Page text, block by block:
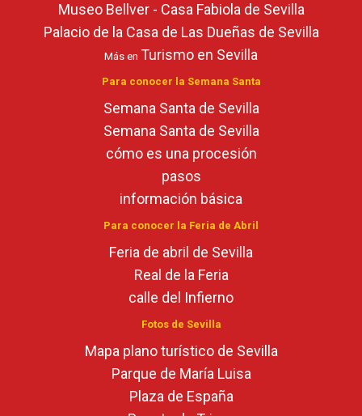
Museo Bellver - Casa Fabiola de Sevilla
Palacio de la Casa de Las Dueñas de Sevilla
Más en Turismo en Sevilla
Para conocer la Semana Santa
Semana Santa de Sevilla
Semana Santa de Sevilla
cómo es una procesión
pasos
información básica
Para conocer la Feria de Abril
Feria de abril de Sevilla
Real de la Feria
calle del Infierno
Fotos de Sevilla
Mapa plano turístico de Sevilla
Parque de María Luisa
Plaza de España